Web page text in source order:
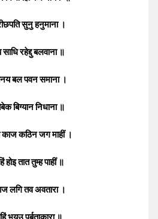
सुनु हनुमाना ।
रहेद्दु बलवाना ॥
बल पवन समाना ।
बिग्यान निधाना ॥
कठिन जग माहीं ।
होइ तात तुम्ह पाहीं ॥
लगि तव अवतारा ।